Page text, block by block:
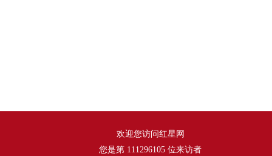
欢迎您访问红星网
您是第 111296105 位来访者